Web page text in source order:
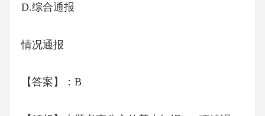
D.综合通报
情况通报
【答案】：B